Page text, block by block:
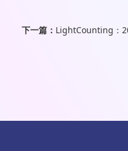
下一篇： LightCounting：